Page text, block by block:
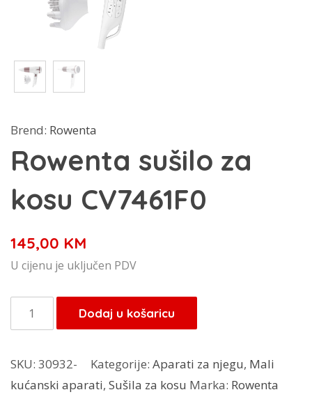
Brend: Rowenta
Rowenta sušilo za
kosu CV7461F0
145,00 KM
U cijenu je uključen PDV
Rowenta
sušilo
kosu
CV7461F0
Dodaj u košaricu
SKU: 30932- Kategorije: Aparati za njegu, Mali
kućanski aparati, Sušila za kosu Marka: Rowenta